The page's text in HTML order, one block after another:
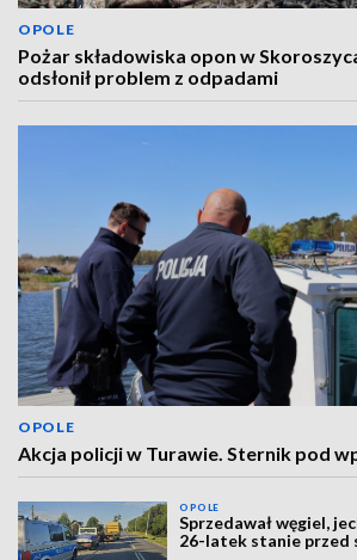
OPOLE
Pożar składowiska opon w
odsłonił problem z odpadami
OPOLE
Akcja policji w Turawie. Sternik pod
OPOLE
Sprzedawał węgiel,
26-latek stanie przed